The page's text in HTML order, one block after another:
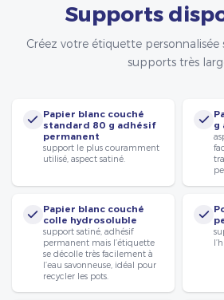
Supports
Créez votre étiquette
supports très
Papier blanc couché
standard 80 g adhésif
permanent
support le plus couramment
utilisé, aspect satiné.
g
Papier blanc couché
colle hydrosoluble
support satiné, adhésif
permanent mais l’étiquette
se décolle très facilement à
l’eau savonneuse, idéal pour
recycler les pots.